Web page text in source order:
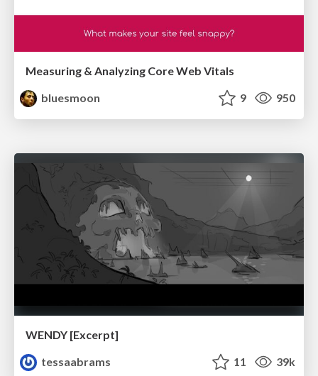
Measuring & Analyzing Core Web Vitals
bluesmoon
9 950
WENDY [Excerpt]
tessaabrams
11 39k